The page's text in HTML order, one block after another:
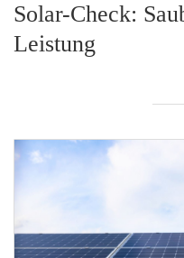
Solar-Check:
Leistung